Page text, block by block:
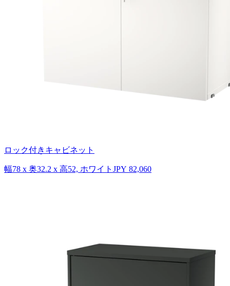
ロック付きキャビネット
幅78 x 奥32.2 x 高52, ホワイト JPY 82,060